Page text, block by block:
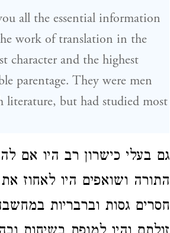
all the essential information
work of translation in the
character and the highest
parentage. They were men
but had studied most
גם בעלי כישרון רב היו אם
התורה ושואפים היו לאחוז
חסרים גסות וברבריות